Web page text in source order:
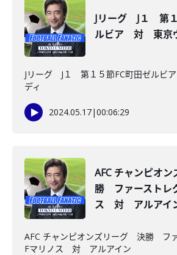
Jリーグ J１ 第１
ルビア 対 東京
Jリーグ J１ 第１５節FC町田ゼル
ディ
2024.05.17|00:06:29
AFC チャンピオ
勝 ファーストレ
ス 対 アルアイ
AFC チャンピオンズリーグ 決勝 フ
Fマリノス 対 アルアイン